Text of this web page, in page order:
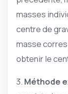
masses
centre de
masse
obtenir le
3. Méthode